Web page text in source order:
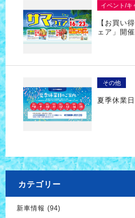
イベント/キ
【お買い
ェア」開催
その他
夏季休業
カテゴリー
新車情報 (94)